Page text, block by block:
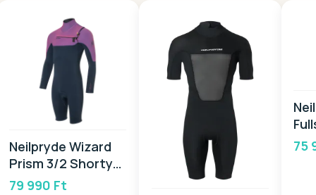
Neilpryde Wizard
Prism 3/2 Shorty
L/S 2026
79 990 Ft
75